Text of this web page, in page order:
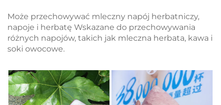
Może przechowywać mleczny napój herbatniczy,
napoje i herbatę Wskazane do przechowywania
różnych napojów, takich jak mleczna herbata, kawa i
soki owocowe.